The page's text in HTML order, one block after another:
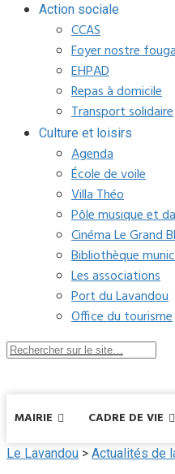
Action sociale
CCAS
Foyer nostre
EHPAD
Repas à domicile
Transport solidaire
Culture et loisirs
Agenda
École de voile
Villa Théo
Pôle musique et
Cinéma Le Grand
Bibliothèque
Les associations
Port du Lavandou
Office du tourisme
MAIRIE CADRE DE VIE
Le Lavandou > Actualités de